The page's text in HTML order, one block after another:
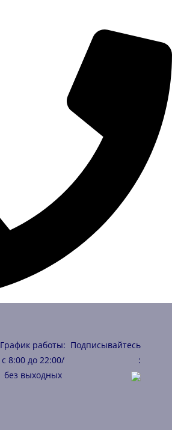
График работы:
с 8:00 до 22:00/
без выходных
Подписывайтесь
: